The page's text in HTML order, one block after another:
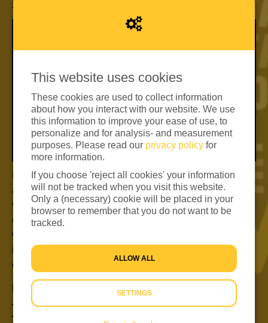
20-06-2023 | 10:26 HOUR
De Week van de Vluchteling zit erop. Wat fijn dat jij in
actie kwam om geld in te zamelen voor hulp aan
vluchtelingen. We kijken terug op een fantastische eerste
editie, die op 12 juni van start ging. Door heel het land
werden acties gehouden. Met tientallen
inzamelingsacties, scholenacties en duizenden
deelnemers van de Nacht van de Vluchteling. We kijken
vol trots terug en sluiten de Week van de Vluchteling af
op wereldvluchtelingendag. Wereldvluchtelingendag 20
juni Begrip voor vluchtelingen. Dat is waar
Read also:
SAMEN AAN DE BAK TIJDENS DE WEEK VAN DE VLUCHTELING!
This website uses cookies
These cookies are used to collect information
about how you interact with our website. We use
this information to improve your ease of use, to
personalize and for analysis- and measurement
purposes. Please read our privacy policy for
more information.
If you choose 'reject all cookies' your information
will not be tracked when you visit this website.
Only a (necessary) cookie will be placed in your
browser to remember that you do not want to be
tracked.
ALLOW ALL
SETTINGS